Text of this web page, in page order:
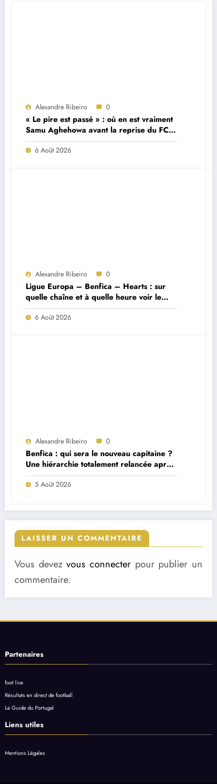
Alexandre Ribeiro 0
« Le pire est passé » : où en est vraiment
Samu Aghehowa avant la reprise du FC
Porto ?
6 Août 2026
Alexandre Ribeiro 0
Ligue Europa – Benfica – Hearts : sur
quelle chaîne et à quelle heure voir le
match ?
6 Août 2026
Alexandre Ribeiro 0
Benfica : qui sera le nouveau capitaine ?
Une hiérarchie totalement relancée après
deux départs majeurs
5 Août 2026
LAISSER UN COMMENTAIRE
Vous devezvous connecter pour publier un
commentaire.
Partenaires
foot live
Résultats en direct de football
Le Guide du Portugal
Liens utiles
Mentions Légales